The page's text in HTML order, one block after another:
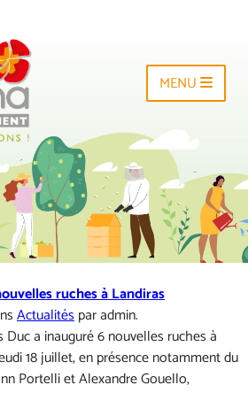
MENU
ruches à Landiras
Actualitéspar admin.
a inauguré 6 nouvelles ruches à
18 juillet, en présence notamment du
Portelli et Alexandre Gouello,